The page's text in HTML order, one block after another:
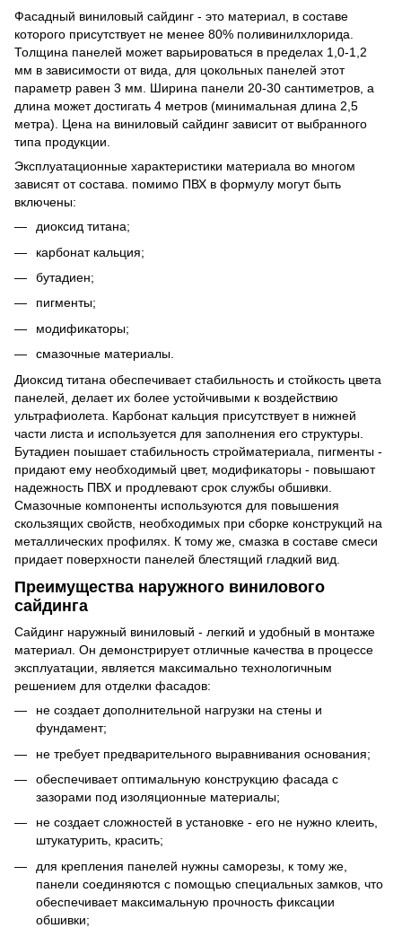
Фасадный виниловый сайдинг - это материал, в составе
которого присутствует не менее 80% поливинилхлорида.
Толщина панелей может варьироваться в пределах 1,0-1,2
мм в зависимости от вида, для цокольных панелей этот
параметр равен 3 мм. Ширина панели 20-30 сантиметров, а
длина может достигать 4 метров (минимальная длина 2,5
метра). Цена на виниловый сайдинг зависит от выбранного
типа продукции.
Эксплуатационные характеристики материала во многом
зависят от состава. помимо ПВХ в формулу могут быть
включены:
диоксид титана;
карбонат кальция;
бутадиен;
пигменты;
модификаторы;
смазочные материалы.
Диоксид титана обеспечивает стабильность и стойкость цвета
панелей, делает их более устойчивыми к воздействию
ультрафиолета. Карбонат кальция присутствует в нижней
части листа и используется для заполнения его структуры.
Бутадиен поышает стабильность стройматериала, пигменты -
придают ему необходимый цвет, модификаторы - повышают
надежность ПВХ и продлевают срок службы обшивки.
Смазочные компоненты используются для повышения
скользящих свойств, необходимых при сборке конструкций на
металлических профилях. К тому же, смазка в составе смеси
придает поверхности панелей блестящий гладкий вид.
Преимущества наружного винилового
сайдинга
Сайдинг наружный виниловый - легкий и удобный в монтаже
материал. Он демонстрирует отличные качества в процессе
эксплуатации, является максимально технологичным
решением для отделки фасадов:
не создает дополнительной нагрузки на стены и
фундамент;
не требует предварительного выравнивания основания;
обеспечивает оптимальную конструкцию фасада с
зазорами под изоляционные материалы;
не создает сложностей в установке - его не нужно клеить,
штукатурить, красить;
для крепления панелей нужны саморезы, к тому же,
панели соединяются с помощью специальных замков, что
обеспечивает максимальную прочность фиксации
обшивки;